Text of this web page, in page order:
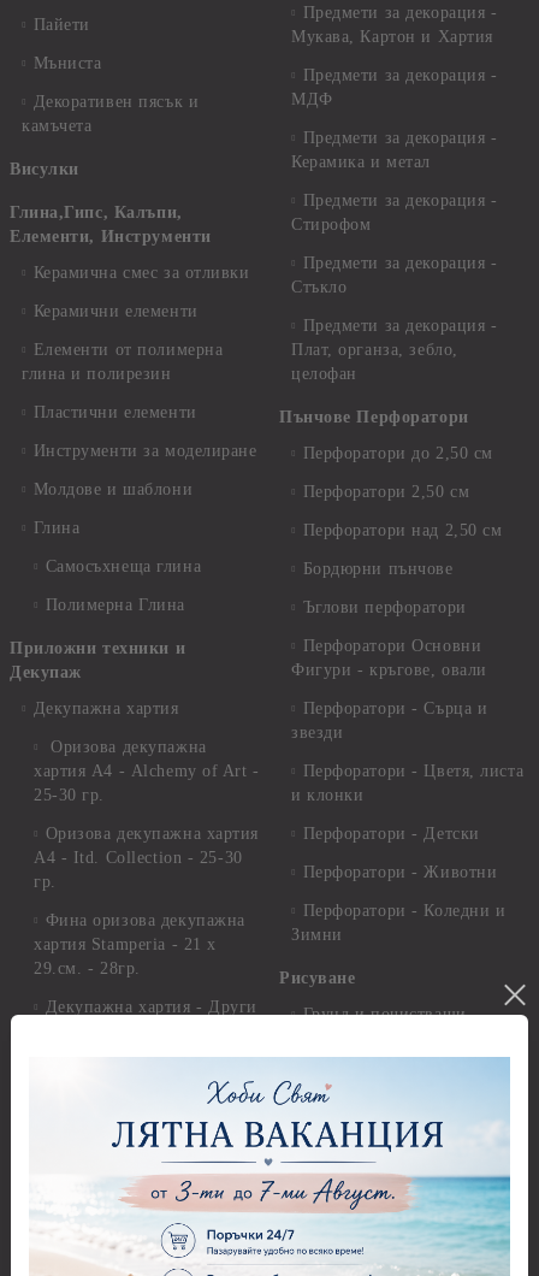
Пайети
Мъниста
Декоративен пясък и
камъчета
Висулки
Глина,Гипс, Калъпи,
Елементи, Инструменти
Керамична смес за отливки
Керамични елементи
Елементи от полимерна
глина и полирезин
Пластични елементи
Инструменти за моделиране
Молдове и шаблони
Глина
Самосъхнеща глина
Полимерна Глина
Приложни техники и
Декупаж
Декупажна хартия
Оризова декупажна
хартия А4 - Alchemy of Art -
25-30 гр.
Оризова декупажна хартия
А4 - Itd. Collection - 25-30
гр.
Фина оризова декупажна
хартия Stamperia - 21 х
29.см. - 28гр.
Декупажна хартия - Други
Грунд, Основи, Релефни
Варак, Шлак метал, Фолио,
Пантна
Лакове и защитни покрития
Предмети за декорация -
Мукава, Картон и Хартия
Предмети за декорация -
МДФ
Предмети за декорация -
Керамика и метал
Предмети за декорация -
Стирофом
Предмети за декорация -
Стъкло
Предмети за декорация -
Плат, органза, зебло,
целофан
Пънчове Перфоратори
Перфоратори до 2,50 см
Перфоратори 2,50 см
Перфоратори над 2,50 см
Бордюрни пънчове
Ъглови перфоратори
Перфоратори Основни
Фигури - кръгове, овали
Перфоратори - Сърца и
звезди
Перфоратори - Цветя, листа
и клонки
Перфоратори - Детски
Перфоратори - Животни
Перфоратори - Коледни и
Зимни
Рисуване
Грунд и почистващи
Четки и инструменти
Моливи, акварелни
комплекти
Свещи